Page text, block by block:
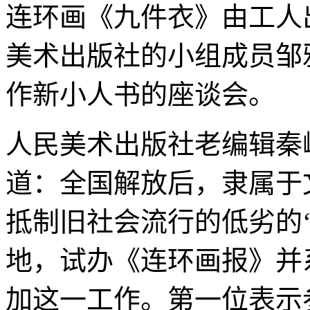
连环画《九件衣》由工
美术出版社的小组成员
作新小人书的座谈会。
人民美术出版社老编辑
道：全国解放后，隶属
抵制旧社会流行的低劣
地，试办《连环画报》
加这一工作。第一位表